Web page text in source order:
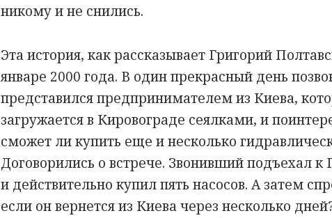
никому и не снились.
Эта история, как рассказывает Григорий
январе 2000 года. В один прекрасный день
представился предпринимателем из Киева,
загружается в Кировограде сеялками, и
сможет ли купить еще и несколько
Договорились о встрече. Звонивший подъехал
и действительно купил пять насосов. А затем
если он вернется из Киева через несколько